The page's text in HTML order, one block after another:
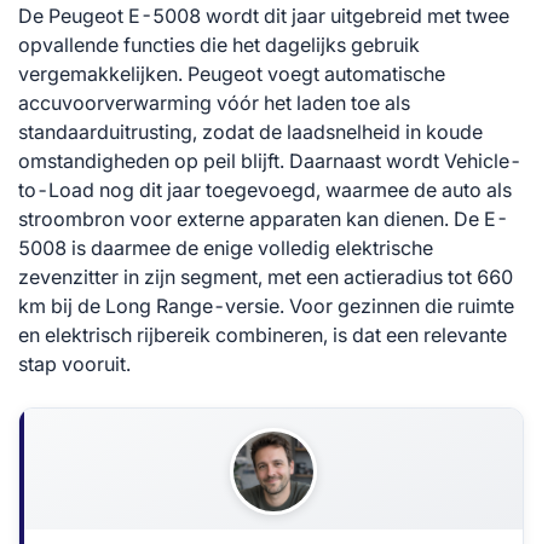
De Peugeot E-5008 wordt dit jaar uitgebreid met twee
opvallende functies die het dagelijks gebruik
vergemakkelijken. Peugeot voegt automatische
accuvoorverwarming vóór het laden toe als
standaarduitrusting, zodat de laadsnelheid in koude
omstandigheden op peil blijft. Daarnaast wordt Vehicle-
to-Load nog dit jaar toegevoegd, waarmee de auto als
stroombron voor externe apparaten kan dienen. De E-
5008 is daarmee de enige volledig elektrische
zevenzitter in zijn segment, met een actieradius tot 660
km bij de Long Range-versie. Voor gezinnen die ruimte
en elektrisch rijbereik combineren, is dat een relevante
stap vooruit.